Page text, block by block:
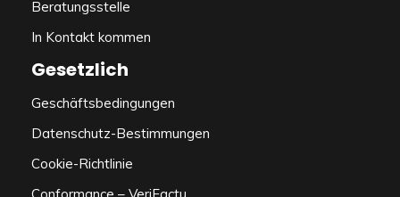
Beratungsstelle
In Kontakt kommen
Gesetzlich
Geschäftsbedingungen
Datenschutz-Bestimmungen
Cookie-Richtlinie